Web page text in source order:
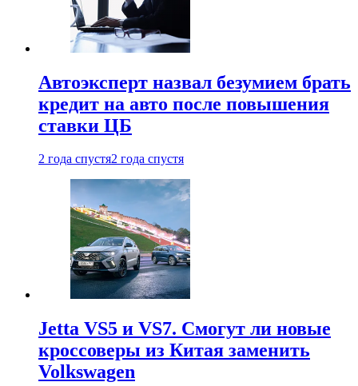
Автоэксперт назвал безумием брать
кредит на авто после повышения
ставки ЦБ
2 года спустя2 года спустя
Jetta VS5 и VS7. Смогут ли новые
кроссоверы из Китая заменить
Volkswagen